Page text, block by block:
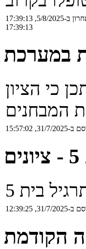
2025, 17:39:13
17:39:13
7/2025, 15:57:02
בית 5
7/2025, 12:39:25
הקודמת